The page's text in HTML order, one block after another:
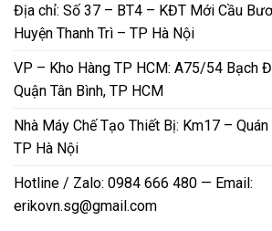
4.Van phao Miha
Van phao Miha nổi bật với đa dạng kích
giúp người dùng dễ dàng lựa chọn phù
thể của từng hệ thống. Van phao Miha
các ứng dụng kiểm soát mức nước, giúp
chỉnh dòng chảy khi mực nước thay đổi.
Địa chỉ: Số 37 – BT4 – KĐT Mới Cầu
Huyện Thanh Trì – TP Hà Nội
VP – Kho Hàng TP HCM: A75/54 Bạch
Quận Tân Bình, TP HCM
Nhà Máy Chế Tạo Thiết Bị: Km17 – Quán
TP Hà Nội
Hotline / Zalo: 0984 666 480 — Email:
erikovn.sg@gmail.com